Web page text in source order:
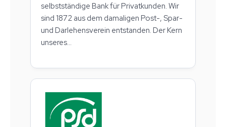
selbstständige Bank für Privatkunden. Wir
sind 1872 aus dem damaligen Post-, Spar-
und Darlehensverein entstanden. Der Kern
unseres...